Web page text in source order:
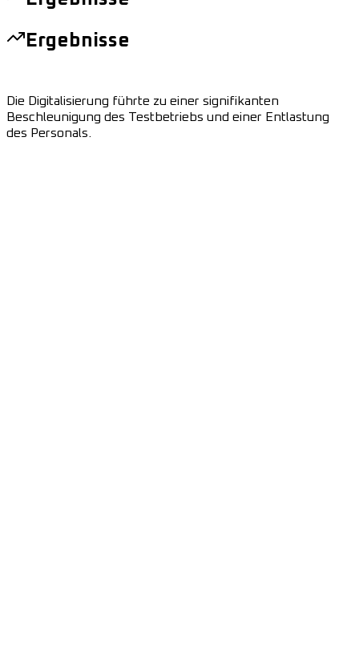
Ergebnisse
Die Digitalisierung führte zu einer signifikanten
Beschleunigung des Testbetriebs und einer Entlastung
des Personals.